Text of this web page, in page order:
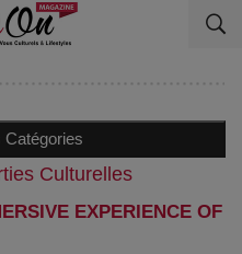
Culturelles
EXPERIENCE OF